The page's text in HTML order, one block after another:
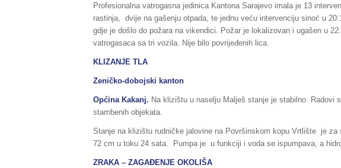
Profesionalna vatrogasna jedinica Kantona Sarajevo imala je 13
rastinja, dvije na gašenju otpada, te jednu veću intervenciju sinoć u
gdje je došlo do požara na vikendici. Požar je lokalizovan i ugašen u
vatrogasaca sa tri vozila. Nije bilo povrijeđenih lica.
KLIZANJE TLA
Zeničko-dobojski kanton
Općina Kakanj. Na klizištu u naselju Malješ stanje je stabilno.
stambenih objekata.
Stanje na klizištu rudničke jalovine na Površinskom kopu Vrtlište je za
72 cm u toku 24 sata. Pumpa je u funkciji i voda se ispumpava, a
ZRAKA – ZAGAĐENJE OKOLIŠA